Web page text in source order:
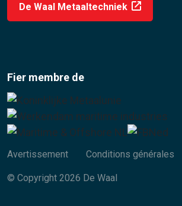
De Waal Metaaltechniek
Fier membre de
Avertissement Conditions générales
© Copyright 2026 De Waal